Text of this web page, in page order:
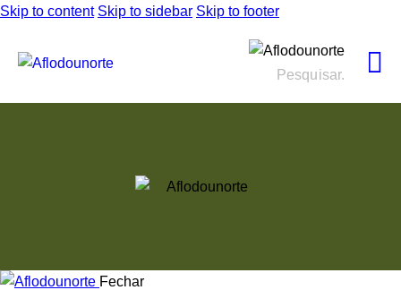
Skip to content Skip to sidebar Skip to footer
Fechar